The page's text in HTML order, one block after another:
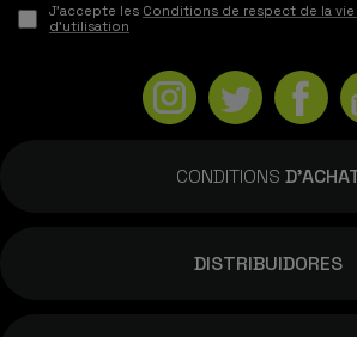
J'accepte les Conditions de respect de la vie
d'utilisation
CONDITIONS
DISTRIBUIDORES